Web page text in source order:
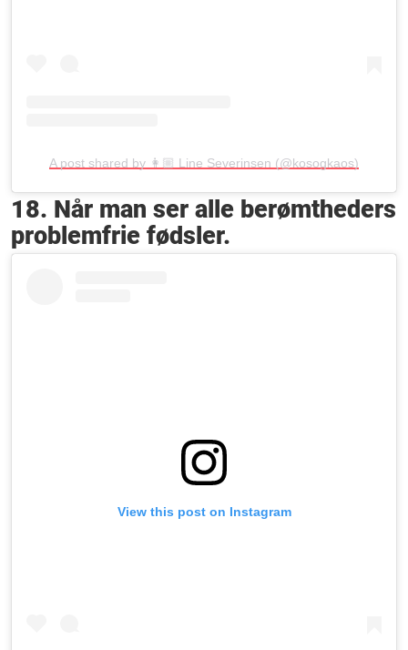
A post shared by 👩🏼 Line Severinsen (@kosogkaos)
18. Når man ser alle berømtheders
problemfrie fødsler.
View this post on Instagram